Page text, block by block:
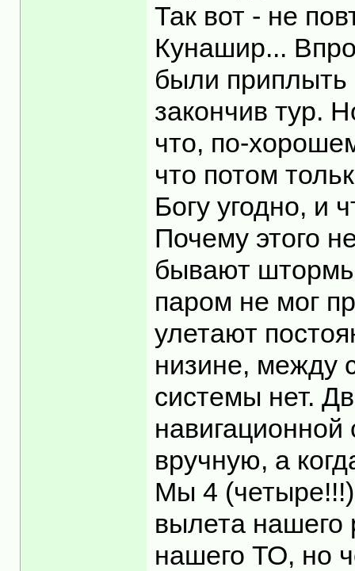
Так вот - не
Кунашир...
были приплыть
закончив тур.
что, по-
что потом
Богу угодно, и
Почему этого
бывают
паром не мог
улетают
низине, между
системы нет.
вручную, а
Мы 4
вылета нашего
нашего ТО, но